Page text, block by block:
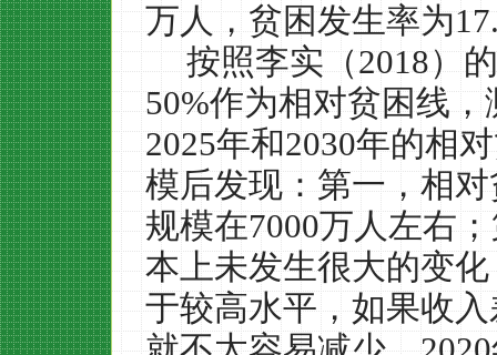
万人，贫困发生率为
按照李实（2018）
50%作为相对贫困线，
2025年和2030年的相
模后发现：第一，相
规模在7000万人左右
本上未发生很大的变
于较高水平，如果收